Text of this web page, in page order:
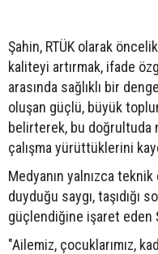
Şahin, RTÜK olarak
kaliteyi artırmak, ifade
arasında sağlıklı bir
oluşan güçlü, büyük
belirterek, bu doğrultuda
çalışma yürüttüklerini
Medyanın yalnızca
duyduğu saygı, taşıdığı
güçlendiğine işaret eden
"Ailemiz, çocuklarımız,